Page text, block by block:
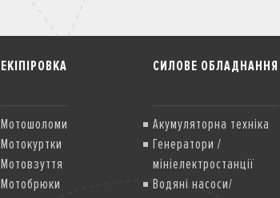
ЕКІПІРОВКА
Мотошоломи
Мотокуртки
Мотовзуття
Мотобрюки
СИЛОВЕ ОБЛАДНАННЯ
Акумуляторна техніка
Генератори /
мініелектростанції
Водяні насоси/